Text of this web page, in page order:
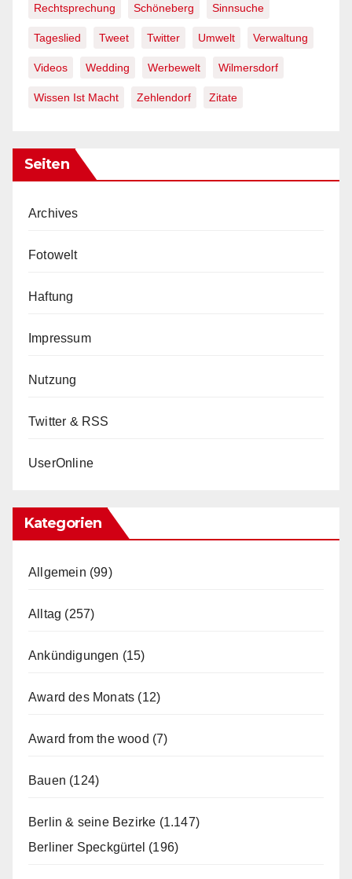
Rechtsprechung Schöneberg Sinnsuche
Tageslied Tweet Twitter Umwelt Verwaltung
Videos Wedding Werbewelt Wilmersdorf
Wissen Ist Macht Zehlendorf Zitate
Seiten
Archives
Fotowelt
Haftung
Impressum
Nutzung
Twitter & RSS
UserOnline
Kategorien
Allgemein (99)
Alltag (257)
Ankündigungen (15)
Award des Monats (12)
Award from the wood (7)
Bauen (124)
Berlin & seine Bezirke (1.147)
Berliner Speckgürtel (196)